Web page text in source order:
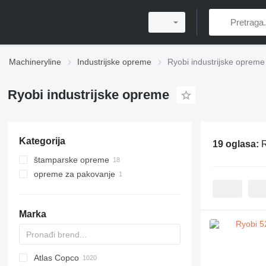
Machineryline Industrijske opreme Ryobi industrijske opreme
Ryobi industrijske opreme
Kategorija
štamparske opreme
ofset mašine
opreme za pakovanje
Marka
PDS
APD
AB
Ensis
VZ
AG3
Atlas Copco
19 oglasa: